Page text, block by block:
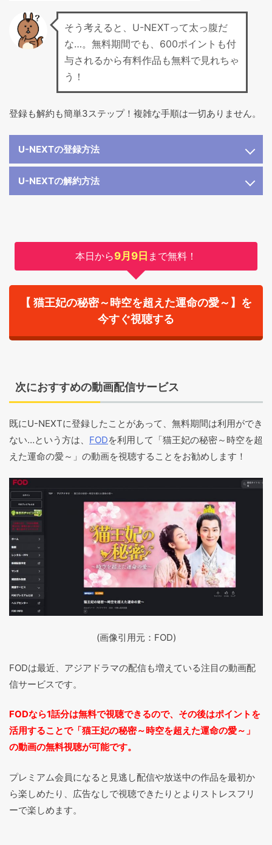
そう考えると、U-NEXTって太っ腹だ
な…。無料期間でも、600ポイントも付
与されるから有料作品も無料で見れちゃ
う！
登録も解約も簡単3ステップ！複雑な手順は一切ありません。
U-NEXTの登録方法
U-NEXTの解約方法
本日から9月9日 まで無料！
【 猫王妃の秘密～時空を超えた運命の愛～】を
今すぐ視聴する
次におすすめの動画配信サービス
既にU-NEXTに登録したことがあって、無料期間は利用ができ
ない…という方は、 FODを利用して「猫王妃の秘密～時空を超
えた運命の愛～」の動画を視聴することをお勧めします！
(画像引用元：FOD)
FODは最近、アジアドラマの配信も増えている注目の動画配
信サービスです。
FODなら1話分は無料で視聴できるので、その後はポイントを
活用することで「猫王妃の秘密～時空を超えた運命の愛～」
の動画の無料視聴が可能です。
プレミアム会員になると見逃し配信や放送中の作品を最初か
ら楽しめたり、広告なしで視聴できたりとよりストレスフリ
ーで楽しめます。